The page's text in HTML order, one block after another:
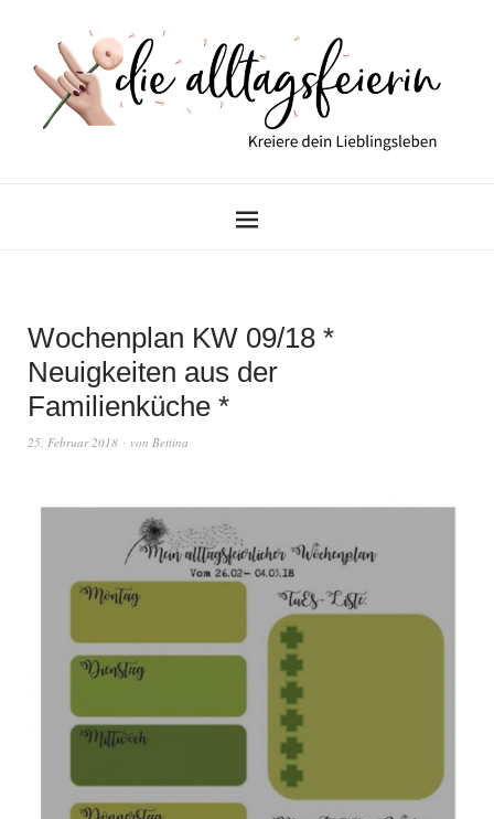
Wochenplan KW 09/18 *
Neuigkeiten aus der
Familienküche *
25. Februar 2018 von Bettina